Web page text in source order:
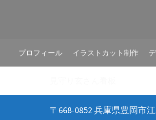
プロフィール イラストカット制作
〒668-0852 兵庫県豊岡市